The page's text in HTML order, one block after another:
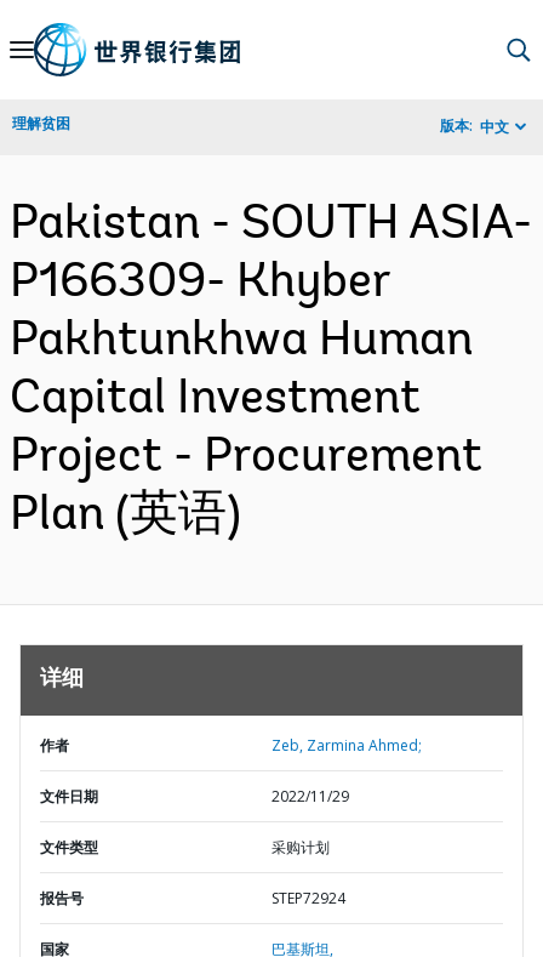
Skip
Navigation
理解贫困 版本: 中文
Pakistan - SOUTH ASIA-
P166309- Khyber
Pakhtunkhwa Human
Capital Investment
Project - Procurement
Plan (英语)
详细
作者 Zeb, Zarmina Ahmed;
文件日期 2022/11/29
文件类型 采购计划
报告号 STEP72924
国家 巴基斯坦,